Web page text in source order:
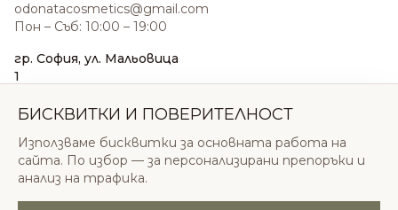
odonatacosmetics@gmail.com
Пон – Съб: 10:00 – 19:00
гр. София, ул. Мальовица
1
sales@odonatacosmetics.com
Нед: 11:00 – 18:00
БИСКВИТКИ И ПОВЕРИТЕЛНОСТ
Използваме бисквитки за основната работа на
сайта. По избор — за персонализирани препоръки и
анализ на трафика.